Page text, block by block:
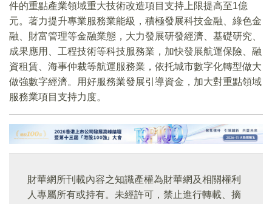
件的重點產業領域重大技術改造項目支持上限提高至1億
元。著力提升專業服務業能級，積極發展科技金融、綠色金
融、財富管理等金融業態，大力發展研發經濟、基礎研究、
成果應用、工程技術等科技服務業，加快發展航運保險、融
資租賃、海事仲裁等航運服務業，依托城市數字化轉型做大
做強數字經濟。用好服務業發展引導資金，加大對重點領域
服務業項目支持力度。
財華網所刊載內容之知識產權為財華網及相關權利
人專屬所有或持有。未經許可，禁止進行轉載、摘